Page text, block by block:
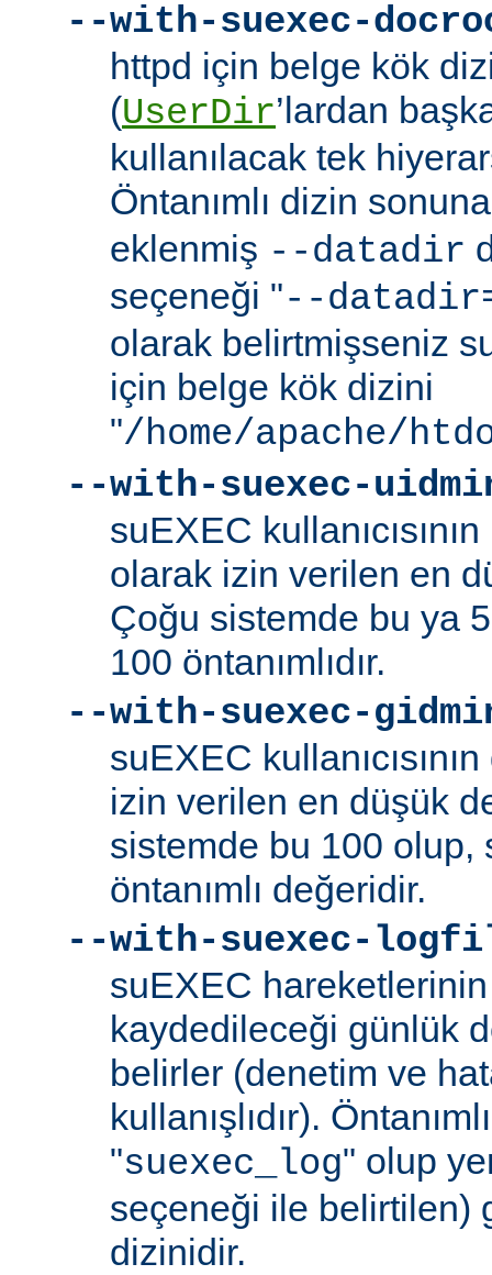
--with-suexec-
httpd için belge kök
(UserDir’lardan
kullanılacak tek
Öntanımlı dizin
eklenmiş --datadir
seçeneği "--
olarak belirtmişseniz
için belge kök dizini
"/home/apache/
--with-suexec-
suEXEC
olarak izin verilen en
Çoğu sistemde bu ya
100 öntanımlıdır.
--with-suexec-
suEXEC
izin verilen en düşük
sistemde bu 100 olup,
öntanımlı değeridir.
--with-suexec-
suEXEC hareketlerinin
kaydedileceği günlük
belirler (denetim ve
kullanışlıdır).
"suexec_log" olup
seçeneği ile belirtilen)
dizinidir.